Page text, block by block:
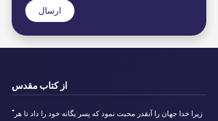
ارسال
از کتاب مقدس
"زیرا خدا جهان را آنقدر محبت نمود که پسر یگانه خود را داد تا هر